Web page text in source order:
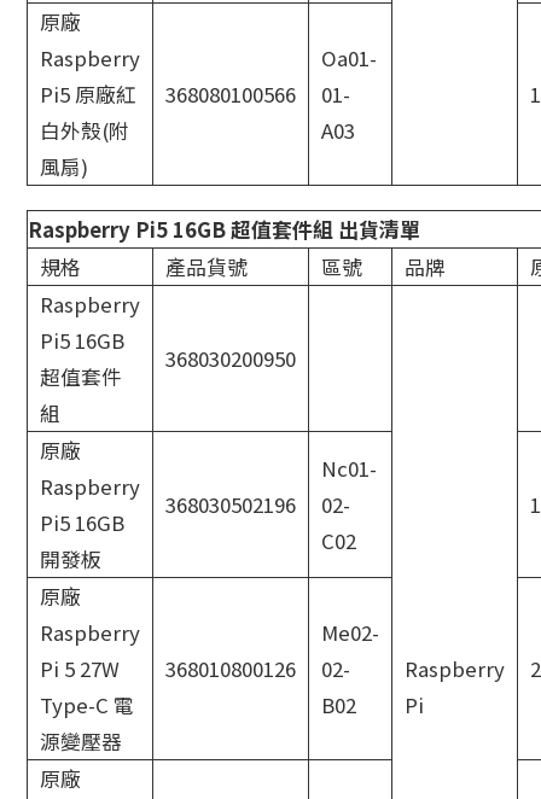
原廠
Raspberry
Pi5 原廠紅
白外殼(附
風扇)
368080100566
Oa01-
01-
A03
Raspberry Pi5 16GB 超值套件組 出貨清單
規格
產品貨號 區號 品牌
Raspberry
Pi5 16GB
超值套件
組
368030200950
Raspberry
Pi
原廠
Raspberry
Pi5 16GB
開發板
368030502196
Nc01-
02-
C02
原廠
Raspberry
Pi 5 27W
Type-C 電
源變壓器
368010800126
Me02-
02-
B02
原廠